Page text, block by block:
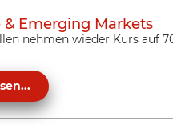
& Emerging Markets
nehmen wieder Kurs auf